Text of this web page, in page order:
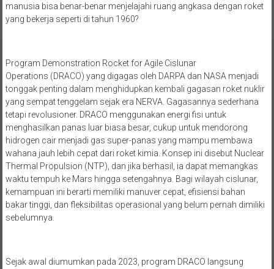
manusia bisa benar-benar menjelajahi ruang angkasa dengan roket
yang bekerja seperti di tahun 1960?
Program Demonstration Rocket for Agile Cislunar
Operations (DRACO) yang digagas oleh DARPA dan NASA menjadi
tonggak penting dalam menghidupkan kembali gagasan roket nuklir
yang sempat tenggelam sejak era NERVA. Gagasannya sederhana
tetapi revolusioner. DRACO menggunakan energi fisi untuk
menghasilkan panas luar biasa besar, cukup untuk mendorong
hidrogen cair menjadi gas super-panas yang mampu membawa
wahana jauh lebih cepat dari roket kimia. Konsep ini disebut Nuclear
Thermal Propulsion (NTP), dan jika berhasil, ia dapat memangkas
waktu tempuh ke Mars hingga setengahnya. Bagi wilayah cislunar,
kemampuan ini berarti memiliki manuver cepat, efisiensi bahan
bakar tinggi, dan fleksibilitas operasional yang belum pernah dimiliki
sebelumnya.
Sejak awal diumumkan pada 2023, program DRACO langsung